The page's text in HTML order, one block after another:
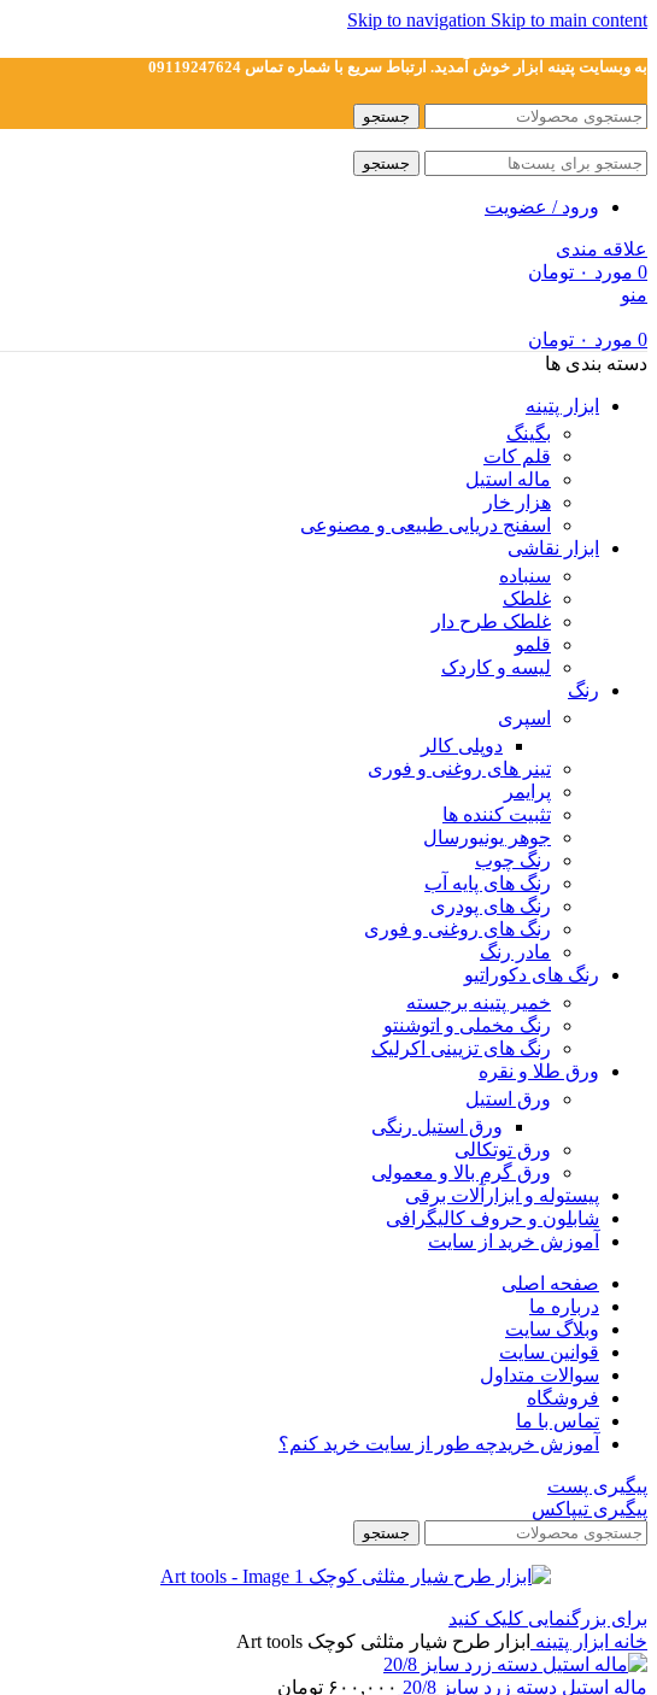
Skip to navigation Skip to main content
به وبسایت پتینه ابزار خوش آمدید. ارتباط سریع با شماره تماس 09119247624
جستجو
جستجو
ورود / عضویت
علاقه مندی
0 مورد ۰ تومان
منو
0 مورد ۰ تومان
دسته بندی ها
ابزار پتینه
بگینگ
قلم کات
ماله استیل
هزار خار
اسفنج دریایی طبیعی و مصنوعی
ابزار نقاشی
سنباده
غلطک
غلطک طرح دار
قلمو
لیسه و کاردک
رنگ
اسپری
دوپلی کالر
تینر های روغنی و فوری
پرایمر
تثبیت کننده ها
جوهر یونیورسال
رنگ چوب
رنگ‌ های پایه آب
رنگ های پودری
رنگ‌ های روغنی و فوری
مادر رنگ
رنگ های دکوراتیو
خمیر پتینه برجسته
رنگ مخملی و اتوشنتو
رنگ های تزیینی اکرلیک
ورق طلا و نقره
ورق استیل
ورق استیل رنگی
ورق توتکالی
ورق گرم بالا و معمولی
پیستوله و ابزارآلات برقی
شابلون و حروف کالیگرافی
آموزش خرید از سایت
صفحه اصلی
درباره ما
وبلاگ سایت
قوانین سایت
سوالات متداول
فروشگاه
تماس با ما
آموزش خریدچه طور از سایت خرید کنم؟
پیگیری پست
پیگیری تیپاکس
جستجو
برای بزرگنمایی کلیک کنید
خانه ابزار پتینه ابزار طرح شیار مثلثی کوچک Art tools
ماله استیل دسته زرد سایز 20/8 ۶۰۰,۰۰۰ تومان